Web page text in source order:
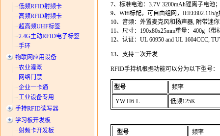
低频RFID射频卡
高频RFID射频卡
超高频UHF标签
2.4G主动RFID电子标签
手环
物联网应用设备
农业灌溉
网络门禁
企业一卡通
工业设备专用
手持RFID读写器
学习板开发板
射频卡开发板
7、标准电池：3.7V 3200mAh锂离子电池
9、Wifi标配，可自由组网，IEEE802.11b/
10、音频：外置麦克风和扬声器, 附带迷
11、尺寸：190x80x25mm重量：400g（带
12、认证：UL 60950 and UL 1604CCC,
13、支持二次开发
RFID手持机根据功能可以分为以下型号：
型号 频率
YW-H6-L 低频125K
型号
频率